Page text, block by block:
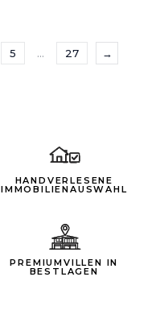
5 … 27 →
HANDVERLESENE
IMMOBILIENAUSWAHL
PREMIUMVILLEN IN
BESTLAGEN